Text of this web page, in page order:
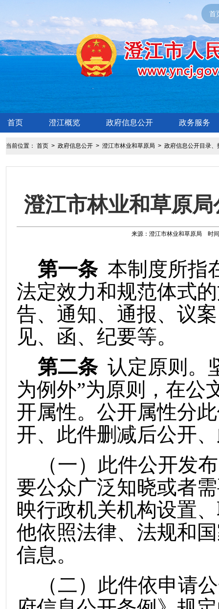
首
首页 澄江概览 政府信息公开 政务服务
当前位置： 首页> 政府信息公开> 澄江市林业和草原局 > 政府信息公开目录、
澄江市林业和草原
来源：澄江市林业和草原局 时
第一条 本制度所指
法定效力和规范体式
告、通知、通报、议
见、函、纪要等。
第二条 认定原则。
为例外”为原则，在公
开属性。公开属性分
开、此件删减后公开
（一） 此件公开发
要公众广泛知晓或者
映行政机关机构设置
他依照法律、法规和
信息。
（二） 此件依申请